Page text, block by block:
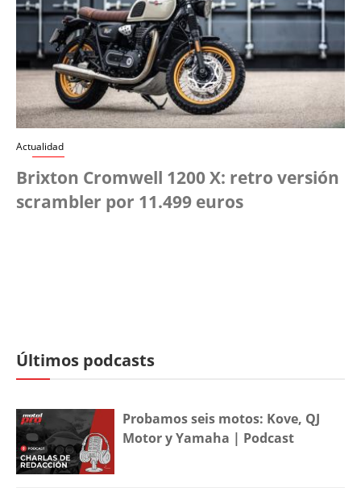
Actualidad
Brixton Cromwell 1200 X: retro versión
scrambler por 11.499 euros
Últimos podcasts
Probamos seis motos: Kove, QJ
Motor y Yamaha | Podcast